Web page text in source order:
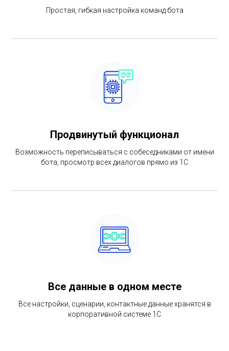
Простая, гибкая настройка команд бота
Продвинутый функционал
Возможность переписываться с собеседниками от имени
бота, просмотр всех диалогов прямо из 1С
Все данные в одном месте
Все настройки, сценарии, контактные данные хранятся в
корпоративной системе 1С